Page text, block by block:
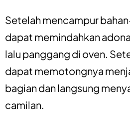
Setelah mencampur
dapat memindahkan
lalu panggang di oven.
dapat memotongnya
bagian dan langsung
camilan.